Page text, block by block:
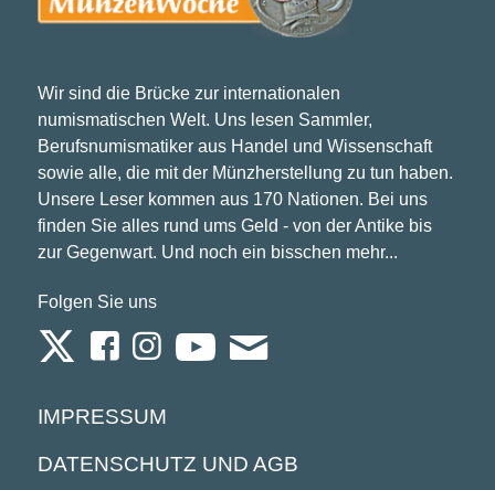
Wir sind die Brücke zur internationalen
numismatischen Welt. Uns lesen Sammler,
Berufsnumismatiker aus Handel und Wissenschaft
sowie alle, die mit der Münzherstellung zu tun haben.
Unsere Leser kommen aus 170 Nationen. Bei uns
finden Sie alles rund ums Geld - von der Antike bis
zur Gegenwart. Und noch ein bisschen mehr...
Folgen Sie uns
IMPRESSUM
DATENSCHUTZ UND AGB